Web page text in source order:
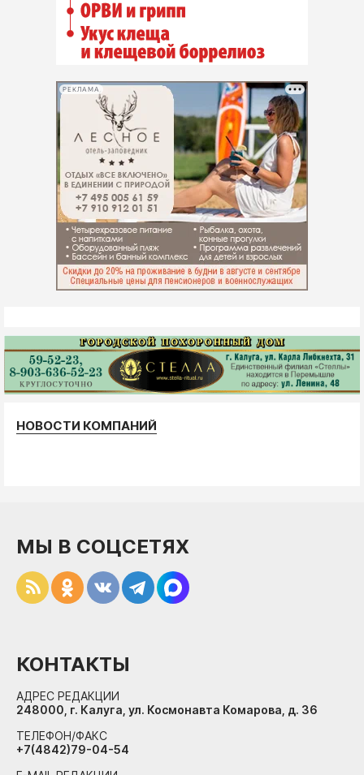
РЕКЛАМА
НОВОСТИ КОМПАНИЙ
МЫ В СОЦСЕТЯХ
КОНТАКТЫ
АДРЕС РЕДАКЦИИ
248000, г. Калуга, ул. Космонавта Комарова, д. 36
ТЕЛЕФОН/ФАКС
+7(4842)79-04-54